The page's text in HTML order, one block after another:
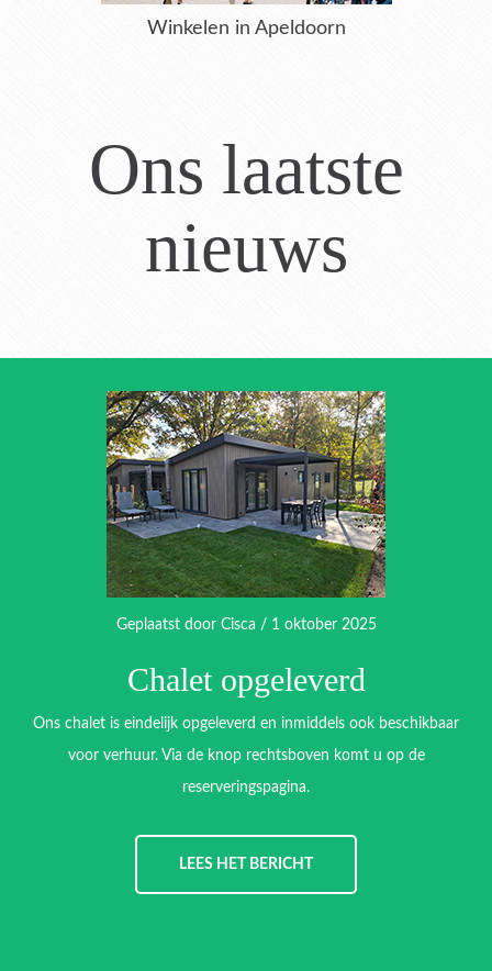
Winkelen in Apeldoorn
Ons laatste
nieuws
Geplaatst door Cisca / 1 oktober 2025
Chalet opgeleverd
Ons chalet is eindelijk opgeleverd en inmiddels ook beschikbaar
voor verhuur. Via de knop rechtsboven komt u op de
reserveringspagina.
LEES HET BERICHT